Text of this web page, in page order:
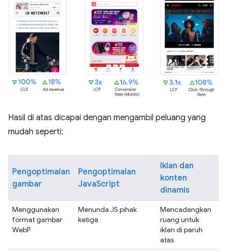
Hasil di atas dicapai dengan mengambil peluang yang
mudah seperti:
Pengoptimalan
gambar
Pengoptimalan
JavaScript
Iklan dan
konten
dinamis
Menggunakan
format gambar
WebP
Menunda JS pihak
ketiga
Mencadangkan
ruang untuk
iklan di paruh
atas